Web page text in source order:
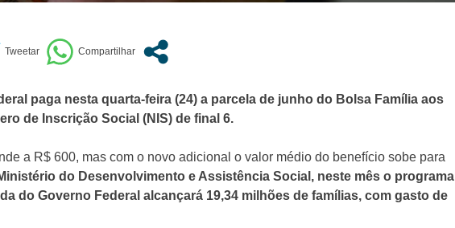
paga nesta quarta-feira (24) a parcela de junho do Bolsa Família aos
de Inscrição Social (NIS) de final 6.
a R$ 600, mas com o novo adicional o valor médio do benefício sobe para
do Desenvolvimento e Assistência Social, neste mês o programa
do Governo Federal alcançará 19,34 milhões de famílias, com gasto de